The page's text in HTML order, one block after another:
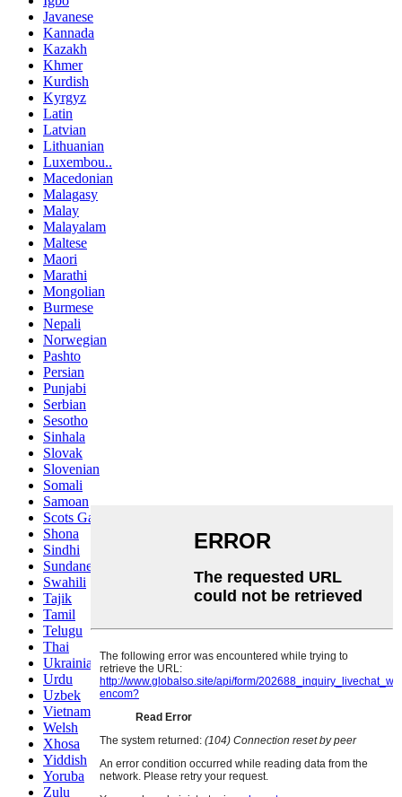
Javanese
Kannada
Kazakh
Khmer
Kurdish
Kyrgyz
Latin
Latvian
Lithuanian
Luxembou..
Macedonian
Malagasy
Malay
Malayalam
Maltese
Maori
Marathi
Mongolian
Burmese
Nepali
Norwegian
Pashto
Persian
Punjabi
Serbian
Sesotho
Sinhala
Slovak
Slovenian
Somali
Samoan
Scots Gaelic
Shona
Sindhi
Sundanese
Swahili
Tajik
Tamil
Telugu
Thai
Ukrainian
Urdu
Uzbek
Vietnamese
Welsh
Xhosa
Yiddish
Yoruba
Zulu